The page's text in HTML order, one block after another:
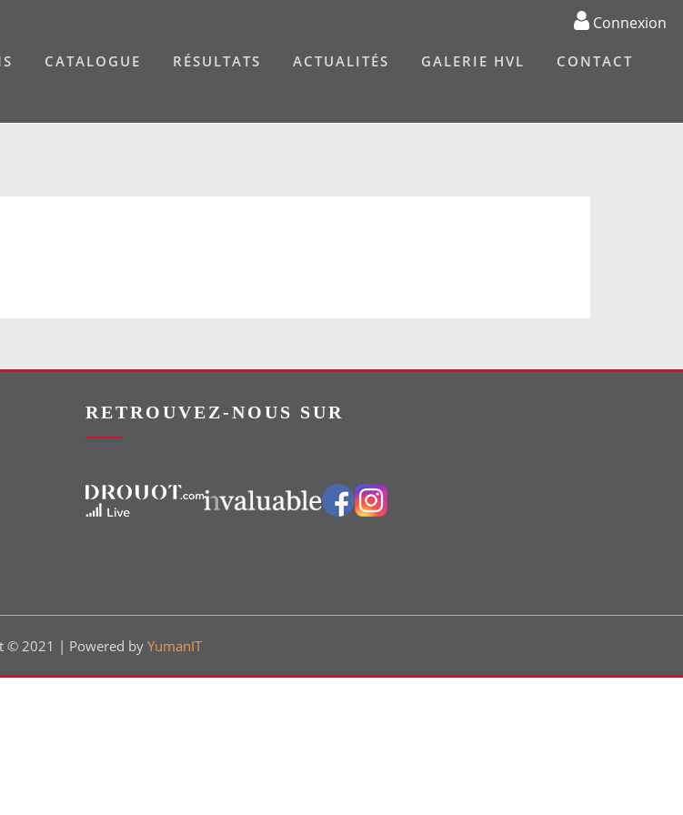
CATALOGUE RÉSULTATS ACTUALITÉS GALERIE HVL CONTACT
Connexion
RETROUVEZ-NOUS SUR
Vers le site Drouot Vers le site Invaluable Vers notre groupe Facebook Vers notre page Instagram
© 2021 | Powered byYumanIT